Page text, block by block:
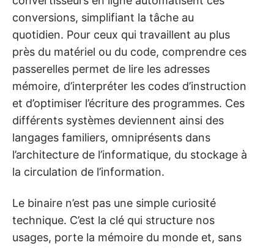
conversions, simplifiant la tâche au
quotidien. Pour ceux qui travaillent au plus
près du matériel ou du code, comprendre ces
passerelles permet de lire les adresses
mémoire, d’interpréter les codes d’instruction
et d’optimiser l’écriture des programmes. Ces
différents systèmes deviennent ainsi des
langages familiers, omniprésents dans
l’architecture de l’informatique, du stockage à
la circulation de l’information.
Le binaire n’est pas une simple curiosité
technique. C’est la clé qui structure nos
usages, porte la mémoire du monde et, sans